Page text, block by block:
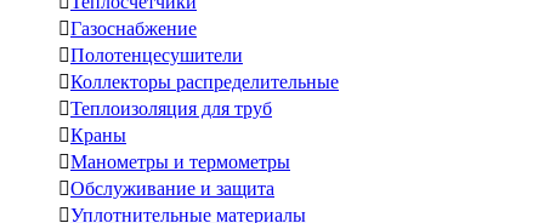
Газоснабжение
Полотенцесушители
Коллекторы распределительные
Теплоизоляция для труб
Краны
Манометры и термометры
Обслуживание и защита
Уплотнительные материалы